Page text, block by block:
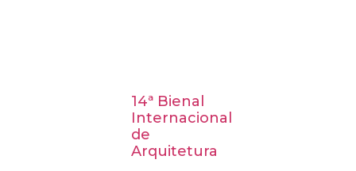
14ª Bienal
Internacional
de
Arquitetura